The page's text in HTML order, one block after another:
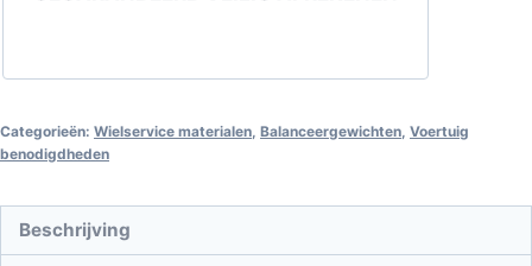
Categorieën: Wielservice materialen, Balanceergewichten, Voertuig
benodigdheden
Beschrijving